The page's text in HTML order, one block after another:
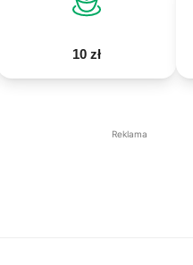
10 zł
Reklama